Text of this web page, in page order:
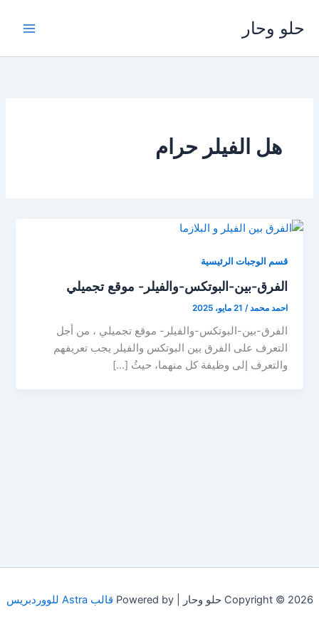
المحتوى
حلو وحار
هل الفيلر حرام
قسم الوجبات الرئيسية
الفرق-بين-البوتكس-والفيلر- موقع تجميلي
احمد محمد/ 21 مايو، 2025
الفرق-بين-البوتكس-والفيلر- موقع تجميلي ، من أجل
التعرف على الفرق بين البوتكس والفيلر يجب تعريفهم
والتعرف إلى وظيفة كل منهما، حيثُ […]
Copyright © 2026 حلو وحار | Powered by قالب Astra للووردبريس